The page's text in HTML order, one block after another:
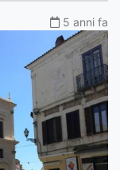
5 anni fa